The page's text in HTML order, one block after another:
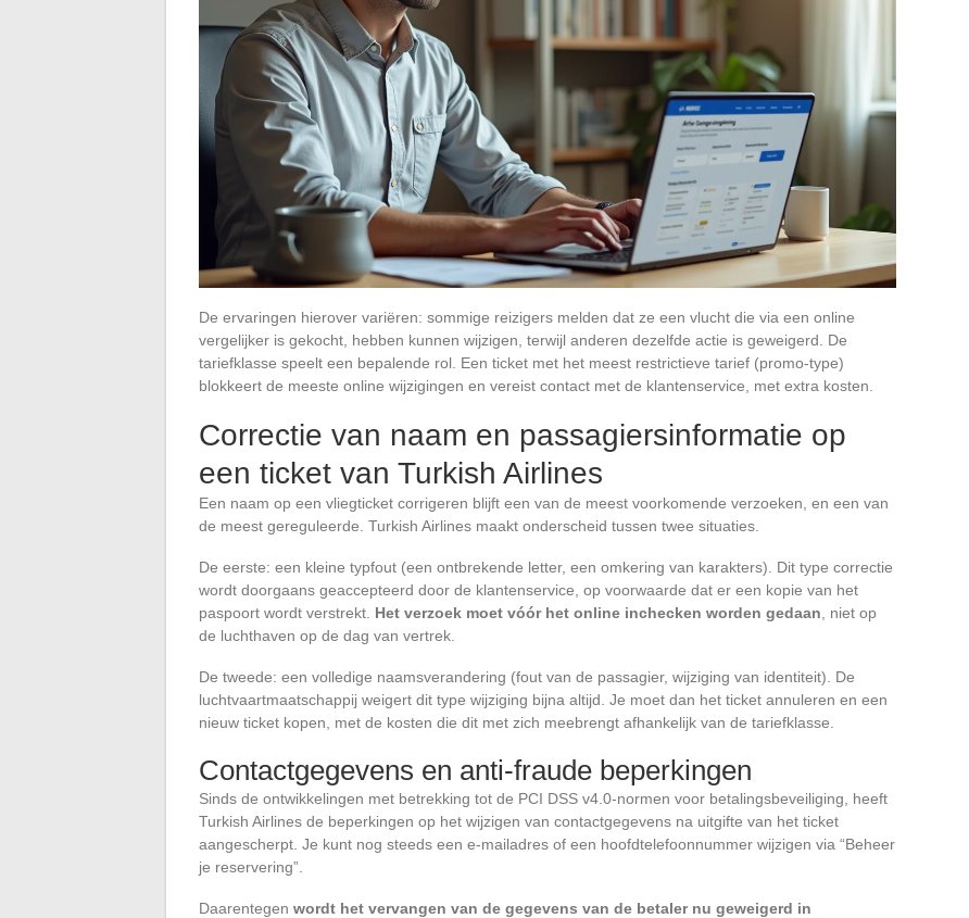
De ervaringen hierover variëren: sommige reizigers melden dat ze een vlucht die via een online
vergelijker is gekocht, hebben kunnen wijzigen, terwijl anderen dezelfde actie is geweigerd. De
tariefklasse speelt een bepalende rol. Een ticket met het meest restrictieve tarief (promo-type)
blokkeert de meeste online wijzigingen en vereist contact met de klantenservice, met extra kosten.
Correctie van naam en passagiersinformatie op
een ticket van Turkish Airlines
Een naam op een vliegticket corrigeren blijft een van de meest voorkomende verzoeken, en een van
de meest gereguleerde. Turkish Airlines maakt onderscheid tussen twee situaties.
De eerste: een kleine typfout (een ontbrekende letter, een omkering van karakters). Dit type correctie
wordt doorgaans geaccepteerd door de klantenservice, op voorwaarde dat er een kopie van het
paspoort wordt verstrekt. Het verzoek moet vóór het online inchecken worden gedaan , niet op
de luchthaven op de dag van vertrek.
De tweede: een volledige naamsverandering (fout van de passagier, wijziging van identiteit). De
luchtvaartmaatschappij weigert dit type wijziging bijna altijd. Je moet dan het ticket annuleren en een
nieuw ticket kopen, met de kosten die dit met zich meebrengt afhankelijk van de tariefklasse.
Contactgegevens en anti-fraude beperkingen
Sinds de ontwikkelingen met betrekking tot de PCI DSS v4.0-normen voor betalingsbeveiliging, heeft
Turkish Airlines de beperkingen op het wijzigen van contactgegevens na uitgifte van het ticket
aangescherpt. Je kunt nog steeds een e-mailadres of een hoofdtelefoonnummer wijzigen via “Beheer
je reservering”.
Daarentegen wordt het vervangen van de gegevens van de betaler nu geweigerd in